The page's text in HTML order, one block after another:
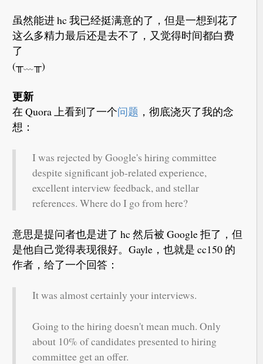
虽然能进 hc 我已经挺满意的了，但是一想到花了
这么多精力最后还是去不了，又觉得时间都白费
了
(╥﹏╥)
更新
在 Quora 上看到了一个问题 ，彻底浇灭了我的念
想：
I was rejected by Google's hiring committee
despite significant job-related experience,
excellent interview feedback, and stellar
references. Where do I go from here?
意思是提问者也是进了 hc 然后被 Google 拒了，但
是他自己觉得表现很好。Gayle，也就是 cc150 的
作者，给了一个回答：
It was almost certainly your interviews.
Going to the hiring doesn't mean much. Only
about 10% of candidates presented to hiring
committee get an offer.